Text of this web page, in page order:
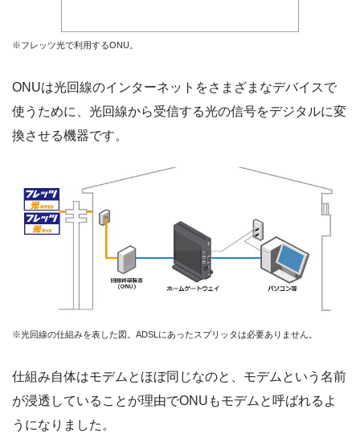
※フレッツ光で利用するONU。
ONUは光回線のインターネットをさまざまなデバイスで
使うために、光回線から受信する光の信号をデジタルに変
換させる機器です。
※光回線の仕組みを表した図。ADSLにあったスプリッタは必要ありません。
仕組み自体はモデムとほぼ同じなのと、モデムという名前
が浸透していることが理由でONUもモデムと呼ばれるよ
うになりました。